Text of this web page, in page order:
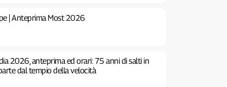
| Anteprima Most 2026
2026, anteprima ed orari: 75 anni di salti in
dal tempio della velocità